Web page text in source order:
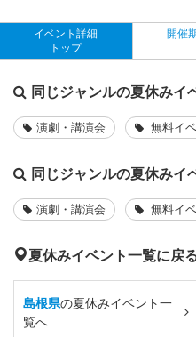
イベント詳細
トップ
開催
同じジャンルの夏休みイ
演劇・講演会 無料イ
同じジャンルの夏休みイ
演劇・講演会 無料イ
夏休みイベント一覧に戻
島根県の夏休みイベント一
覧へ